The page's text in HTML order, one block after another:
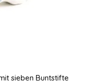
sieben Buntstifte